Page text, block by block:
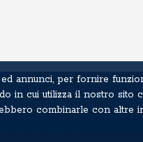
52014 Poppi (AR) - P. I.
annunci, per fornire
in cui utilizza il nostro
combinarle con